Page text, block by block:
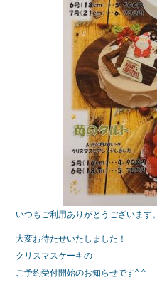
いつもご利用ありがとうございます。
大変お待たせいたしました！
クリスマスケーキの
ご予約受付開始のお知らせです^ ^